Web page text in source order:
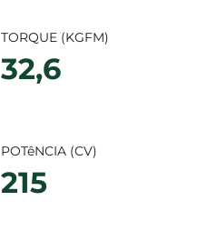
TORQUE (KGFM)
32,6
POTêNCIA (CV)
215